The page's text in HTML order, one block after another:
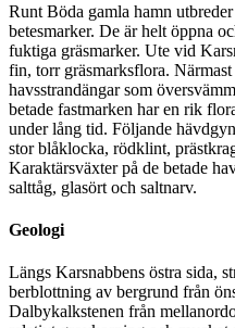
Runt Böda gamla hamn
betesmarker. De är helt öppna
fuktiga gräsmarker. Ute vid
fin, torr gräsmarksflora.
havsstrandängar som
betade fastmarken har en rik
under lång tid. Följande
stor blåklocka, rödklint,
Karaktärsväxter på de betade
salttåg, glasört och saltnarv.
Geologi
Längs Karsnabbens östra sida,
berblottning av bergrund från
Dalbykalkstenen från